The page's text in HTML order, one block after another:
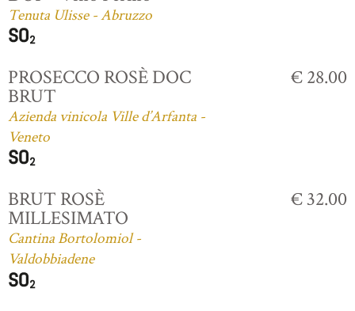
Tenuta Ulisse - Abruzzo
PROSECCO ROSÈ DOC
BRUT
Azienda vinicola Ville d’Arfanta -
Veneto
€ 28.00
BRUT ROSÈ
MILLESIMATO
Cantina Bortolomiol -
Valdobbiadene
€ 32.00